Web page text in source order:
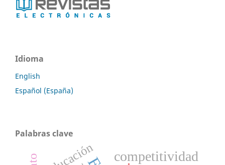
Idioma
English
Español (España)
Palabras clave
competitividad